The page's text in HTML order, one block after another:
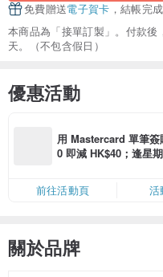
免費贈送電子賀卡 ，結帳完
本商品為「接單訂製」。付款
天。（不包含假日）
優惠活動
用 Mastercard 單筆簽
0 即減 HK$40；逢星
限，額滿即止，僅限「
卡」結帳）
前往活動頁 活
關於品牌